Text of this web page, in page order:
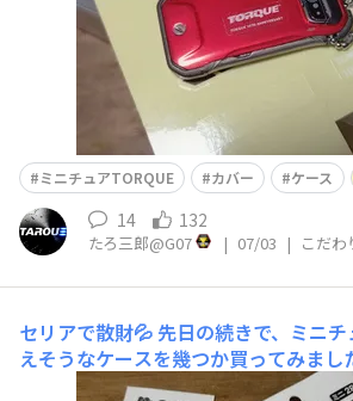
ミニチュアTORQUE カバー ケース
14 132
たろ三郎@G07 | 07/03 | こだわ
セリアで散財💦 先日の続きで、ミニ
えそうなケースを幾つか買ってみま
スタム？▷先ずは「カプセルキーホル